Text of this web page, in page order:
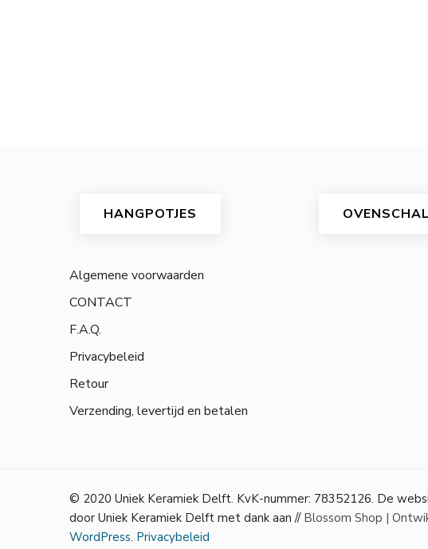
HANGPOTJES
Algemene voorwaarden
CONTACT
F.A.Q.
Privacybeleid
Retour
Verzending, levertijd en betalen
© 2020 Uniek Keramiek Delft. KvK-nummer: 78352126. De
door Uniek Keramiek Delft met dank aan //Blossom Shop |
WordPress. Privacybeleid